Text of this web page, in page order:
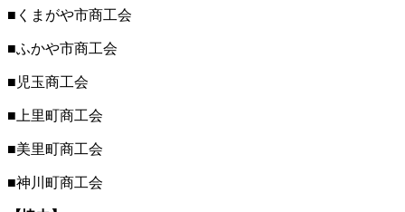
■くまがや市商工会
■ふかや市商工会
■児玉商工会
■上里町商工会
■美里町商工会
■神川町商工会